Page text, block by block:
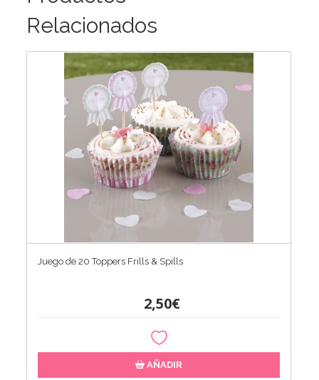
Relacionados
Juego de 20 Toppers Frills & Spills
2,50€
AÑADIR